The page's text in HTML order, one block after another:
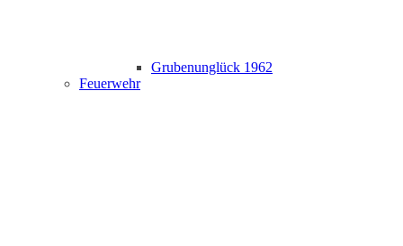
Grubenunglück 1962
Feuerwehr